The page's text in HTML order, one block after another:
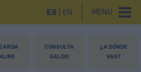
MENÚ
ES EN
CONSULTA
SALDO
¿A DÓNDE
VAS?